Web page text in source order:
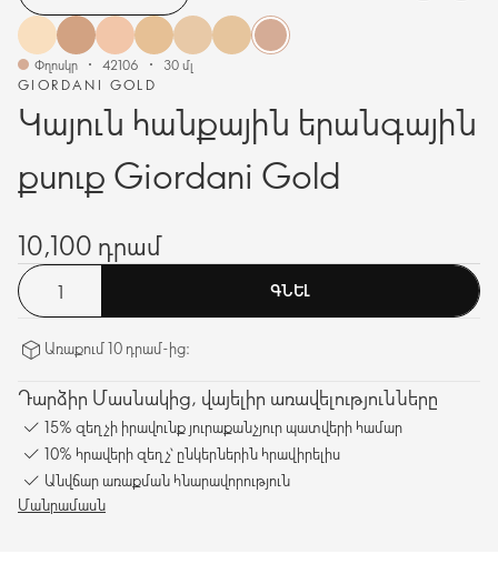
GIORDANI GOLD
Կայուն հանքային երանգային
քսուք Giordani Gold
Փղոսկր 42106 30 մլ
10,100 դրամ
ԳՆԵԼ
Առաքում 10 դրամ-ից։
Դարձիր Մասնակից, վայելիր առավելությունները
15% զեղչի իրավունք յուրաքանչյուր պատվերի համար
10% հրավերի զեղչ՝ ընկերներին հրավիրելիս
Անվճար առաքման հնարավորություն
Մանրամասն